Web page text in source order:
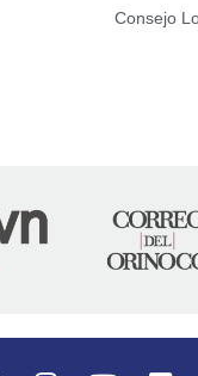
Consejo